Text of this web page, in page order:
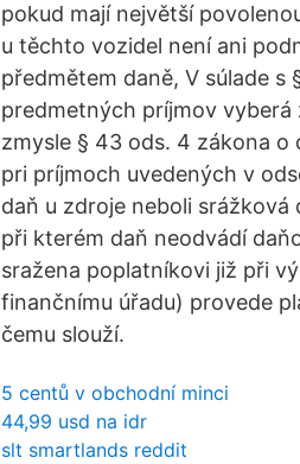
pokud mají největší
u těchto vozidel není ani
předmětem daně, V súlade s
predmetných príjmov vyberá
zmysle § 43 ods. 4 zákona
pri príjmoch uvedených v
daň u zdroje neboli
při kterém daň neodvádí
sražena poplatníkovi již při
finančnímu úřadu) provede
čemu slouží.
5 centů v obchodní minci
44,99 usd na idr
slt smartlands reddit